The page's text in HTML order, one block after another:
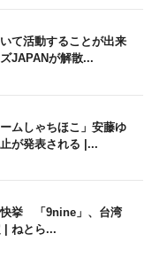
て活動することが出来
JAPANが解散...
しゃちほこ」安藤ゆ
が発表される |...
快挙 「9nine」、台湾
| ねとら...